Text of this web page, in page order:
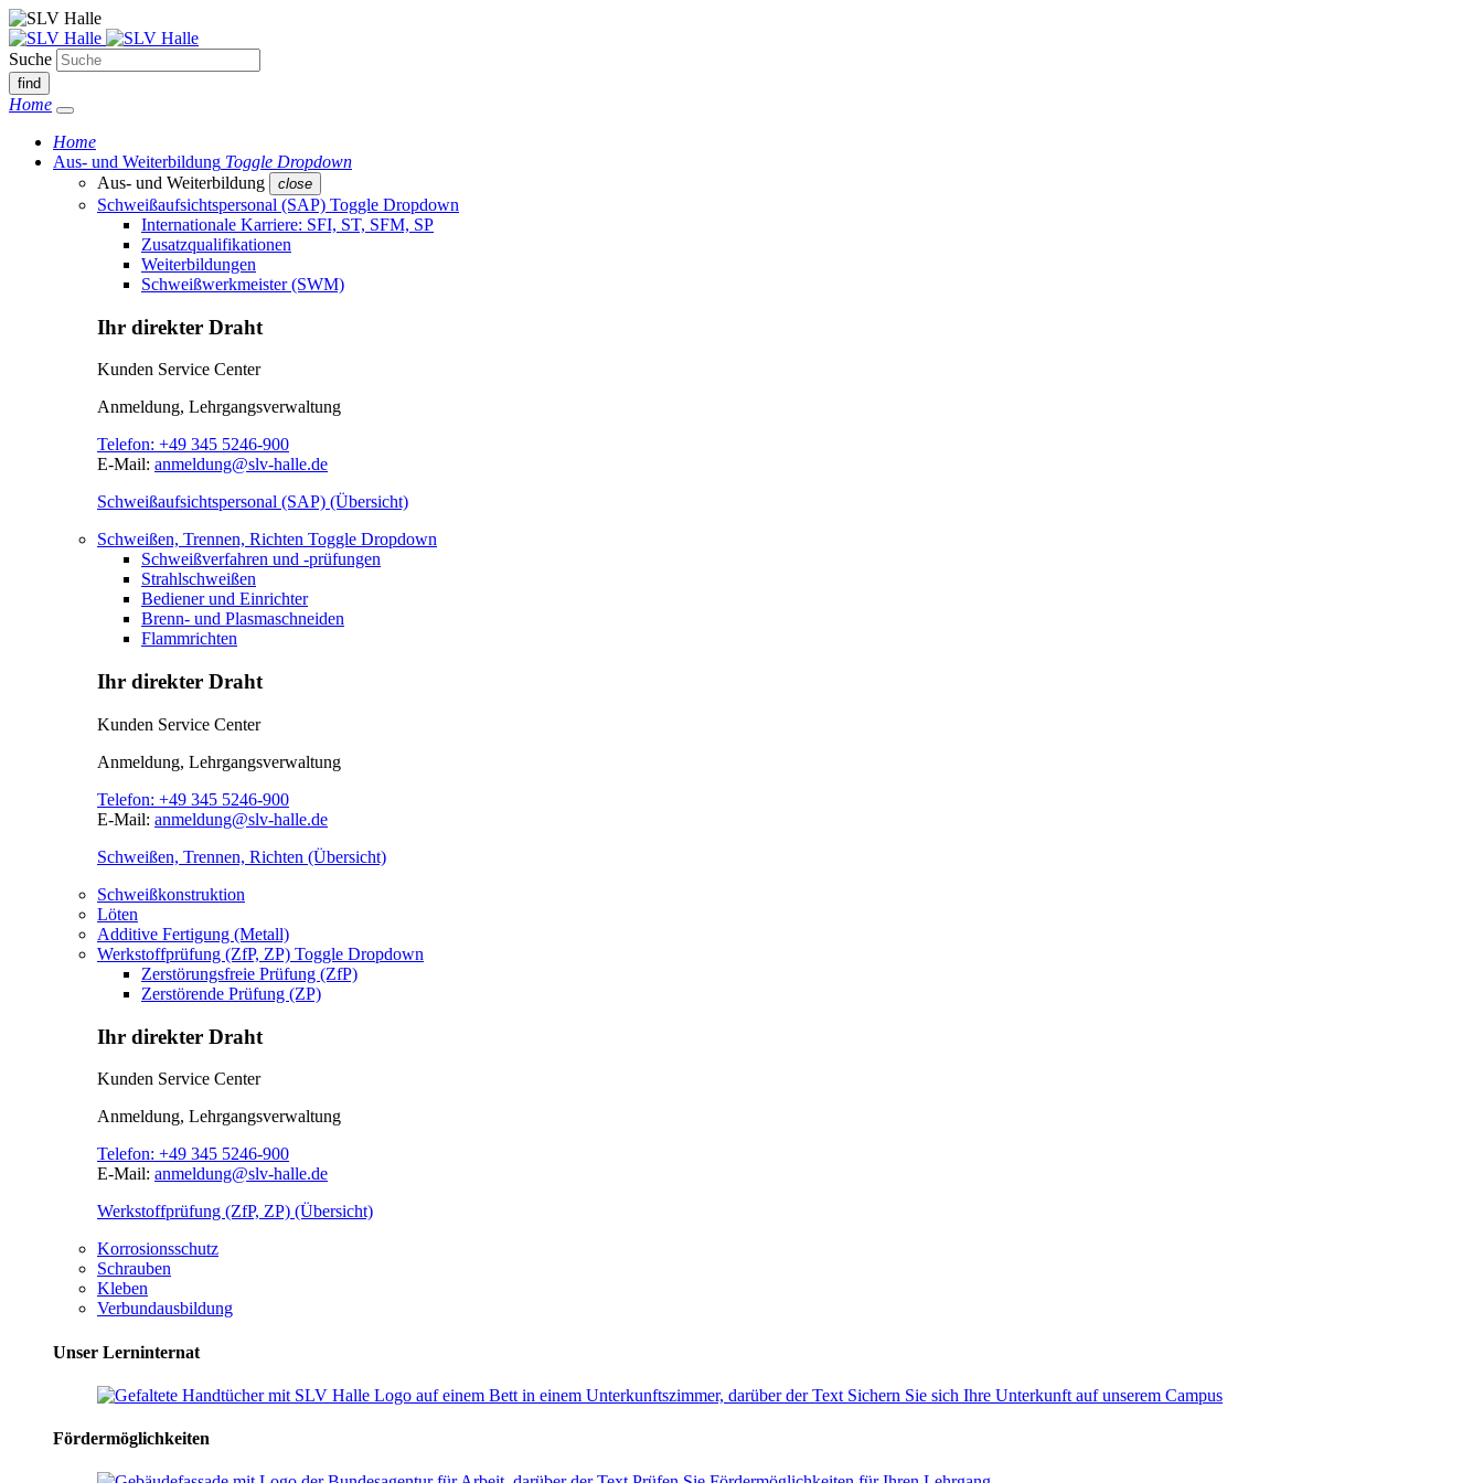
Suche
find
Home
Home
Aus- und Weiterbildung Toggle Dropdown
Aus- und Weiterbildung
close
Schweißaufsichtspersonal (SAP) Toggle Dropdown
Internationale Karriere: SFI, ST, SFM, SP
Zusatzqualifikationen
Weiterbildungen
Schweißwerkmeister (SWM)
Ihr direkter Draht
Kunden Service Center
Anmeldung, Lehrgangsverwaltung
Telefon: +49 345 5246-900
E-Mail: anmeldung@slv-halle.de
Schweißaufsichtspersonal (SAP) (Übersicht)
Schweißen, Trennen, Richten Toggle Dropdown
Schweißverfahren und -prüfungen
Strahlschweißen
Bediener und Einrichter
Brenn- und Plasmaschneiden
Flammrichten
Ihr direkter Draht
Kunden Service Center
Anmeldung, Lehrgangsverwaltung
Telefon: +49 345 5246-900
E-Mail: anmeldung@slv-halle.de
Schweißen, Trennen, Richten (Übersicht)
Schweißkonstruktion
Löten
Additive Fertigung (Metall)
Werkstoffprüfung (ZfP, ZP) Toggle Dropdown
Zerstörungsfreie Prüfung (ZfP)
Zerstörende Prüfung (ZP)
Ihr direkter Draht
Kunden Service Center
Anmeldung, Lehrgangsverwaltung
Telefon: +49 345 5246-900
E-Mail: anmeldung@slv-halle.de
Werkstoffprüfung (ZfP, ZP) (Übersicht)
Korrosionsschutz
Schrauben
Kleben
Verbundausbildung
Unser Lerninternat
Fördermöglichkeiten